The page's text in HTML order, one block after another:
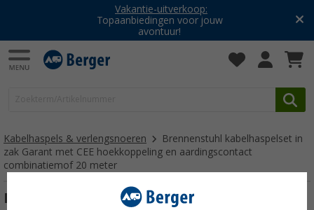
Vakantie-uitverkoop:
Topaanbiedingen voor jouw
avontuur!
Kabelhaspels & verlengsnoeren
Brennenstuhl kabelhaspelset in
zak Garant met CEE hoekkoppeling en aardingscontact
combinatiemof 20 meter
Brennenstuhl kabelhaspelset in zak